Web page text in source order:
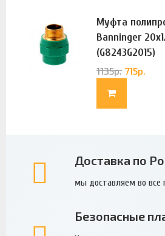
Муфта
Banninger
(G8243G2015)
1135р. 715р.
Доставка по
мы доставляем во все
Безопасные